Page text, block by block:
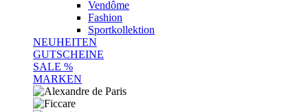
Vendôme
Fashion
Sportkollektion
NEUHEITEN
GUTSCHEINE
SALE %
MARKEN